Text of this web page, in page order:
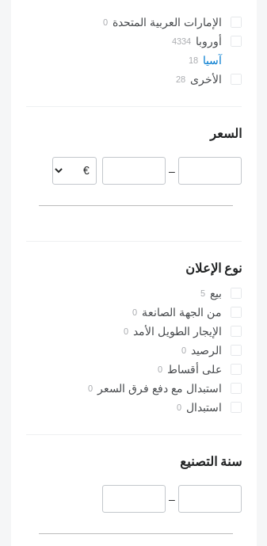
الإمارات العربية المتحدة
أوروبا
رومانيا
بلجيكا
ليتوانيا
آسيا
أوزبكستان
الأخرى
السعر
–
نوع الإعلان
بيع
من الجهة الصانعة
الإيجار الطويل الأمد
الرصيد
على أقساط
استبدال مع دفع فرق السعر
استبدال
سنة التصنيع
–